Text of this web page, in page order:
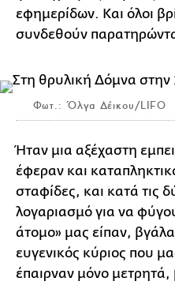
εφημερίδων. Και όλοι
συνδεθούν
Φωτ.: Όλγα Δέικου/LIFO
Ήταν μια αξέχαστη
έφεραν και
σταφίδες, και κατά τις
λογαριασμό για να
άτομο» μας είπαν,
ευγενικός κύριος που
έπαιρναν μόνο